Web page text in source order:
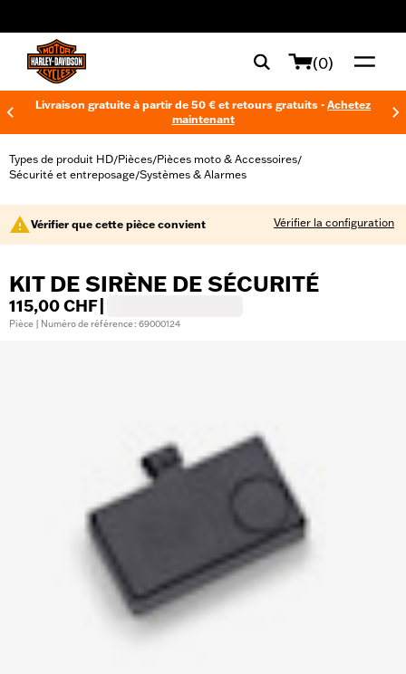
(0)
Livraison gratuite à partir de 50 € et retours gratuits - Achetez
maintenant
Types de produit HD/Pièces/Pièces moto & Accessoires/
Sécurité et entreposage/Systèmes & Alarmes
Vérifier que cette pièce convient Vérifier la configuration
KIT DE SIRÈNE DE SÉCURITÉ
115,00 CHF
Pièce | Numéro de référence : 69000124